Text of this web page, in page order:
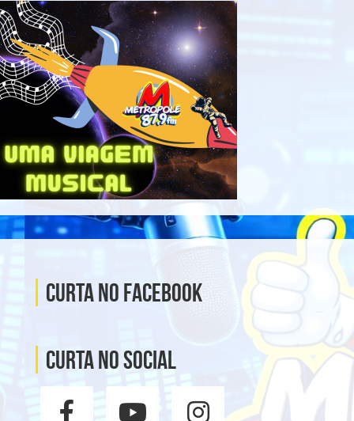
Curta no Facebook
Curta no social